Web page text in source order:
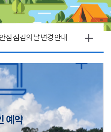
점 점검의 날 변경 안내
미운영 공지
점 점검의 날 변경 안내
예약